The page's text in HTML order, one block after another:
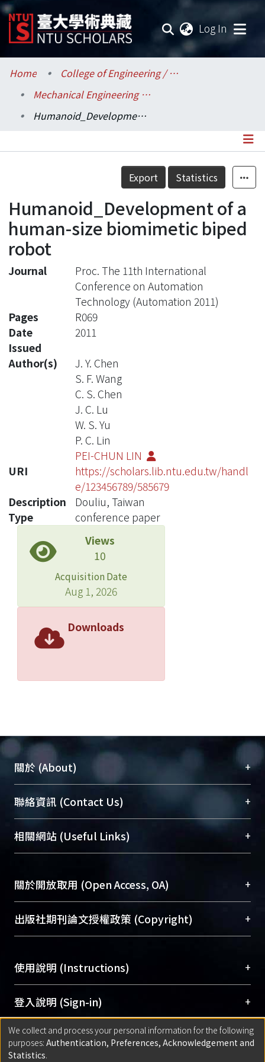
Log In
Communities & Collections
Research Outputs
Statistics
Home
College of Engineering / 工學院
Mechanical Engineering / 機械工程學系
Humanoid_Development of a human-size biomimetic biped robot
Details
Export Statistics
Humanoid_Development of a
human-size biomimetic biped
robot
Journal
Proc. The 11th International
Conference on Automation
Technology (Automation 2011)
Pages
R069
Date
Issued
2011
Author(s)
J. Y. Chen
S. F. Wang
C. S. Chen
J. C. Lu
W. S. Yu
P. C. Lin
PEI-CHUN LIN
URI
https://scholars.lib.ntu.edu.tw/handl
e/123456789/585679
Description
Douliu, Taiwan
Type
conference paper
Views
10
Acquisition Date
Aug 1, 2026
Downloads
關於 (About) +
臺大位居世界頂尖大學之列，為永久珍藏及向國際
展現本校豐碩的研究成果及學術能量，圖書館整合
機構典藏（NTUR）與學術庫（AH）不同功能平
台，成為臺大學術典藏NTU scholars。期能整合研
成果。
To permanently archive and promote researcher
profiles and scholarly works, Library integrates the
services of “NTU Repository” with “Academic
聯絡資訊 (Contact Us) +
總館學科館員(Main Library)
醫學圖書館學科館員(Medical Library)
Sciences Library)
相關網站 (Useful Links) +
關於開放取用 (Open Access, OA) +
開放取用是從使用者角度提升資訊取用性的社會運
動，應用在學術研究上是透過將研究著作公開供使
用逐年攀升。同時可加速研究發展、提升研究影響
Archive）平台。 （點選深入了解OA）
出版社期刊論文授權政策 (Copyright) +
含部分內容的版權非匯入者所有，或由第三方贊
助與合作完成，請確認該版權所有者及第三方同
意提供此授權。
Please represent that the submission is your
original work, and that you have the right to
grant the rights to upload.
使用說明 (Instructions) +
網站簡介(Quickstart Guide)
使用手冊(Instruction Manual)
線上預約服務(Booking Service)
登入說明 (Sign-in) +
方案一：臺灣大學計算機中心帳號登入
(With C&INC Email Account)
匯入著作 (Submission) +
We collect and process your personal information for the following
purposes: Authentication, Preferences, Acknowledgement and
Statistics.